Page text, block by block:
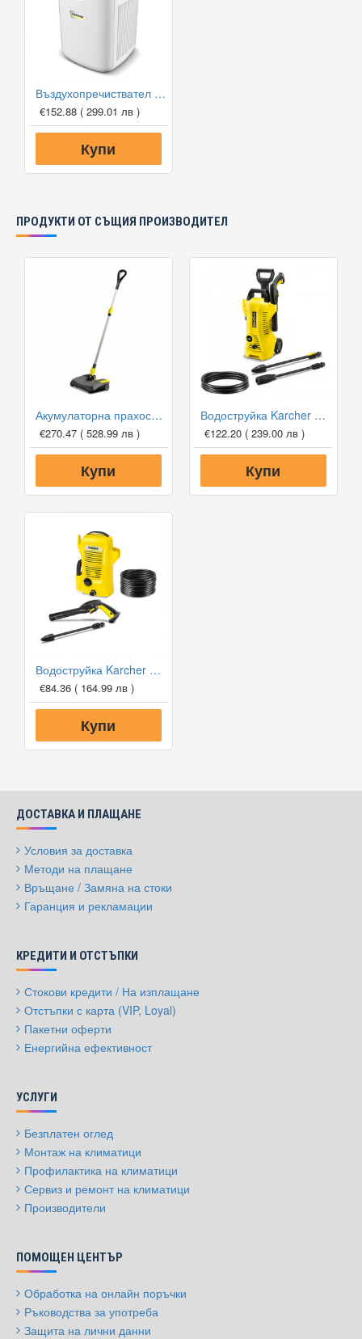
Въздухопречиствател Karcher AF 20
€152.88 ( 299.01 лв )
Купи
ПРОДУКТИ ОТ СЪЩИЯ ПРОИЗВОДИТЕЛ
Акумулаторна прахосмукачка Karcher EB 30/1 Li-Ion
€270.47 ( 528.99 лв )
Купи
Водоструйка Karcher K2 Power Control
€122.20 ( 239.00 лв )
Купи
Водоструйка Karcher K2 OPP
€84.36 ( 164.99 лв )
Купи
ДОСТАВКА И ПЛАЩАНЕ
Условия за доставка
Методи на плащане
Връщане / Замяна на стоки
Гаранция и рекламации
КРЕДИТИ И ОТСТЪПКИ
Стокови кредити / На изплащане
Отстъпки с карта (VIP, Loyal)
Пакетни оферти
Енергийна ефективност
УСЛУГИ
Безплатен оглед
Монтаж на климатици
Профилактика на климатици
Сервиз и ремонт на климатици
Производители
ПОМОЩЕН ЦЕНТЪР
Обработка на онлайн поръчки
Ръководства за употреба
Защита на лични данни